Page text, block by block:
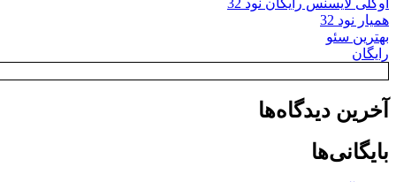
همیار نود 32
بهترین سئو
رایگان
آخرین دیدگاه‌ها
بایگانی‌ها